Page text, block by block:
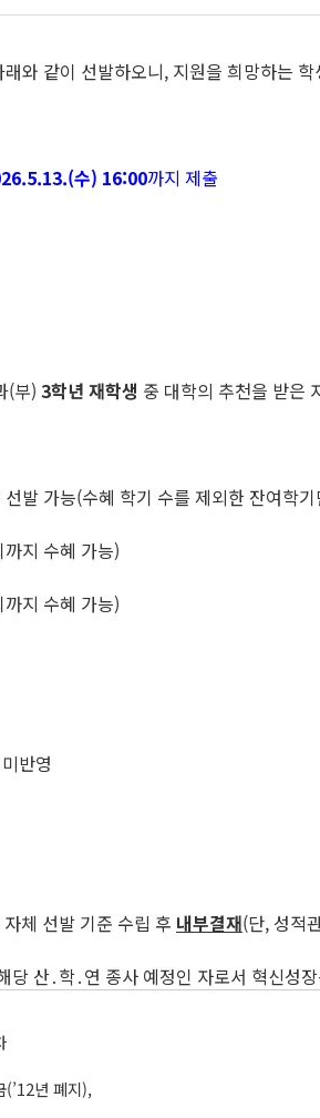
와 같이 선발하오니, 지원을 희망하는
수) 16:00까지 제출
(부) 3학년 재학생 중 대학의 추천을 받은
발 가능(수혜 학기 수를 제외한 잔여학
지 수혜 가능)
지 수혜 가능)
반영
체 선발 기준 수립 후 내부결재(단, 성적
당 산․학․연 종사 예정인 자로서 혁신성
년 폐지),